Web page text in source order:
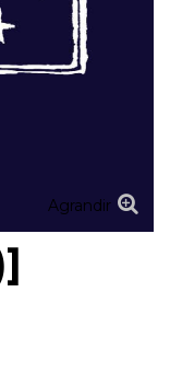
Agrandir